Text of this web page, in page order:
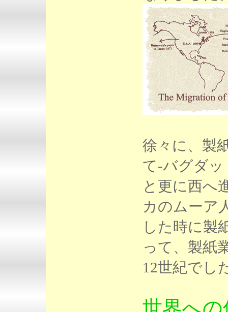
徐々に、製
て-バグダ
と更に西へ
カのムーア
した時に製
って、製紙
12世紀でし